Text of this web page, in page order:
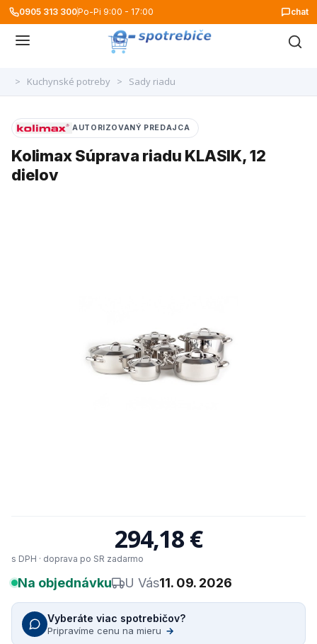
0905 313 300Po-Pi 9:00 - 17:00 chat
> Kuchynské potreby > Sady riadu
AUTORIZOVANÝ PREDAJCA
Kolimax Súprava riadu KLASIK, 12
dielov
294,18 €
s DPH · doprava po SR zadarmo
Na objednávku U Vás11. 09. 2026
Vyberáte viac spotrebičov?
Pripravíme cenu na mieru →